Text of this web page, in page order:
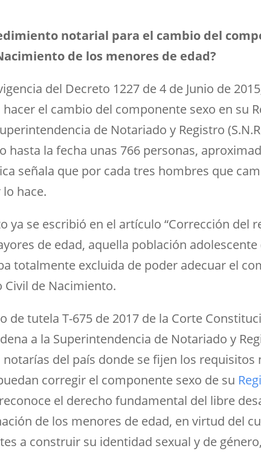
notarial para el cambio del
de los menores de edad?
del Decreto 1227 de 4 de Junio de
el cambio del componente sexo en su
de Notariado y Registro
hasta la fecha unas 766 personas,
señala que por cada tres hombres que
hace.
ya se escribió en el artículo “Corrección del
de edad, aquella población
totalmente excluida de poder adecuar el
Civil de Nacimiento.
de tutela T-675 de 2017 de la Corte
a la Superintendencia de Notariado y
del país donde se fijen los requisitos
corregir el componente sexo de su
el derecho fundamental del libre
de los menores de edad, en virtud del
a construir su identidad sexual y de